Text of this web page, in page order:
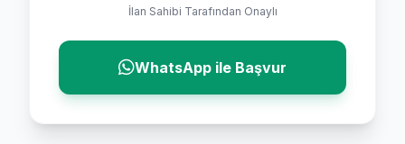
İlan Sahibi Tarafından Onaylı
WhatsApp ile Başvur